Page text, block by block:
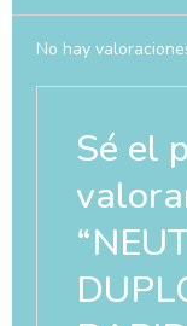
No hay
Sé el